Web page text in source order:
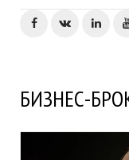
БИЗНЕС-